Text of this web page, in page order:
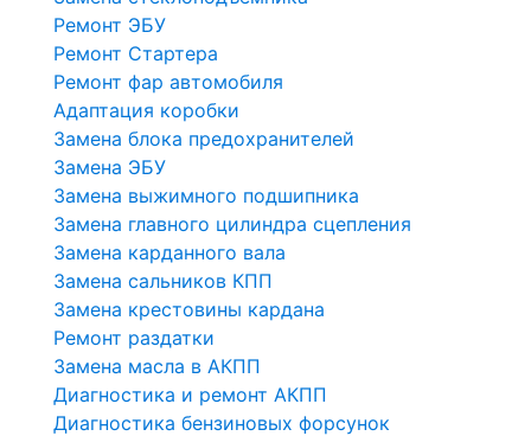
Ремонт ЭБУ
Ремонт Стартера
Ремонт фар автомобиля
Адаптация коробки
Замена блока предохранителей
Замена ЭБУ
Замена выжимного подшипника
Замена главного цилиндра сцепления
Замена карданного вала
Замена сальников КПП
Замена крестовины кардана
Ремонт раздатки
Замена масла в АКПП
Диагностика и ремонт АКПП
Диагностика бензиновых форсунок